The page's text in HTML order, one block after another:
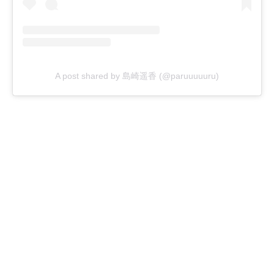
A post shared by 島崎遥香 (@paruuuuuru)